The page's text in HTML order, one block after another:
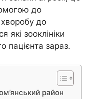
до
до
які зооклініки
пацієнта зараз.
район